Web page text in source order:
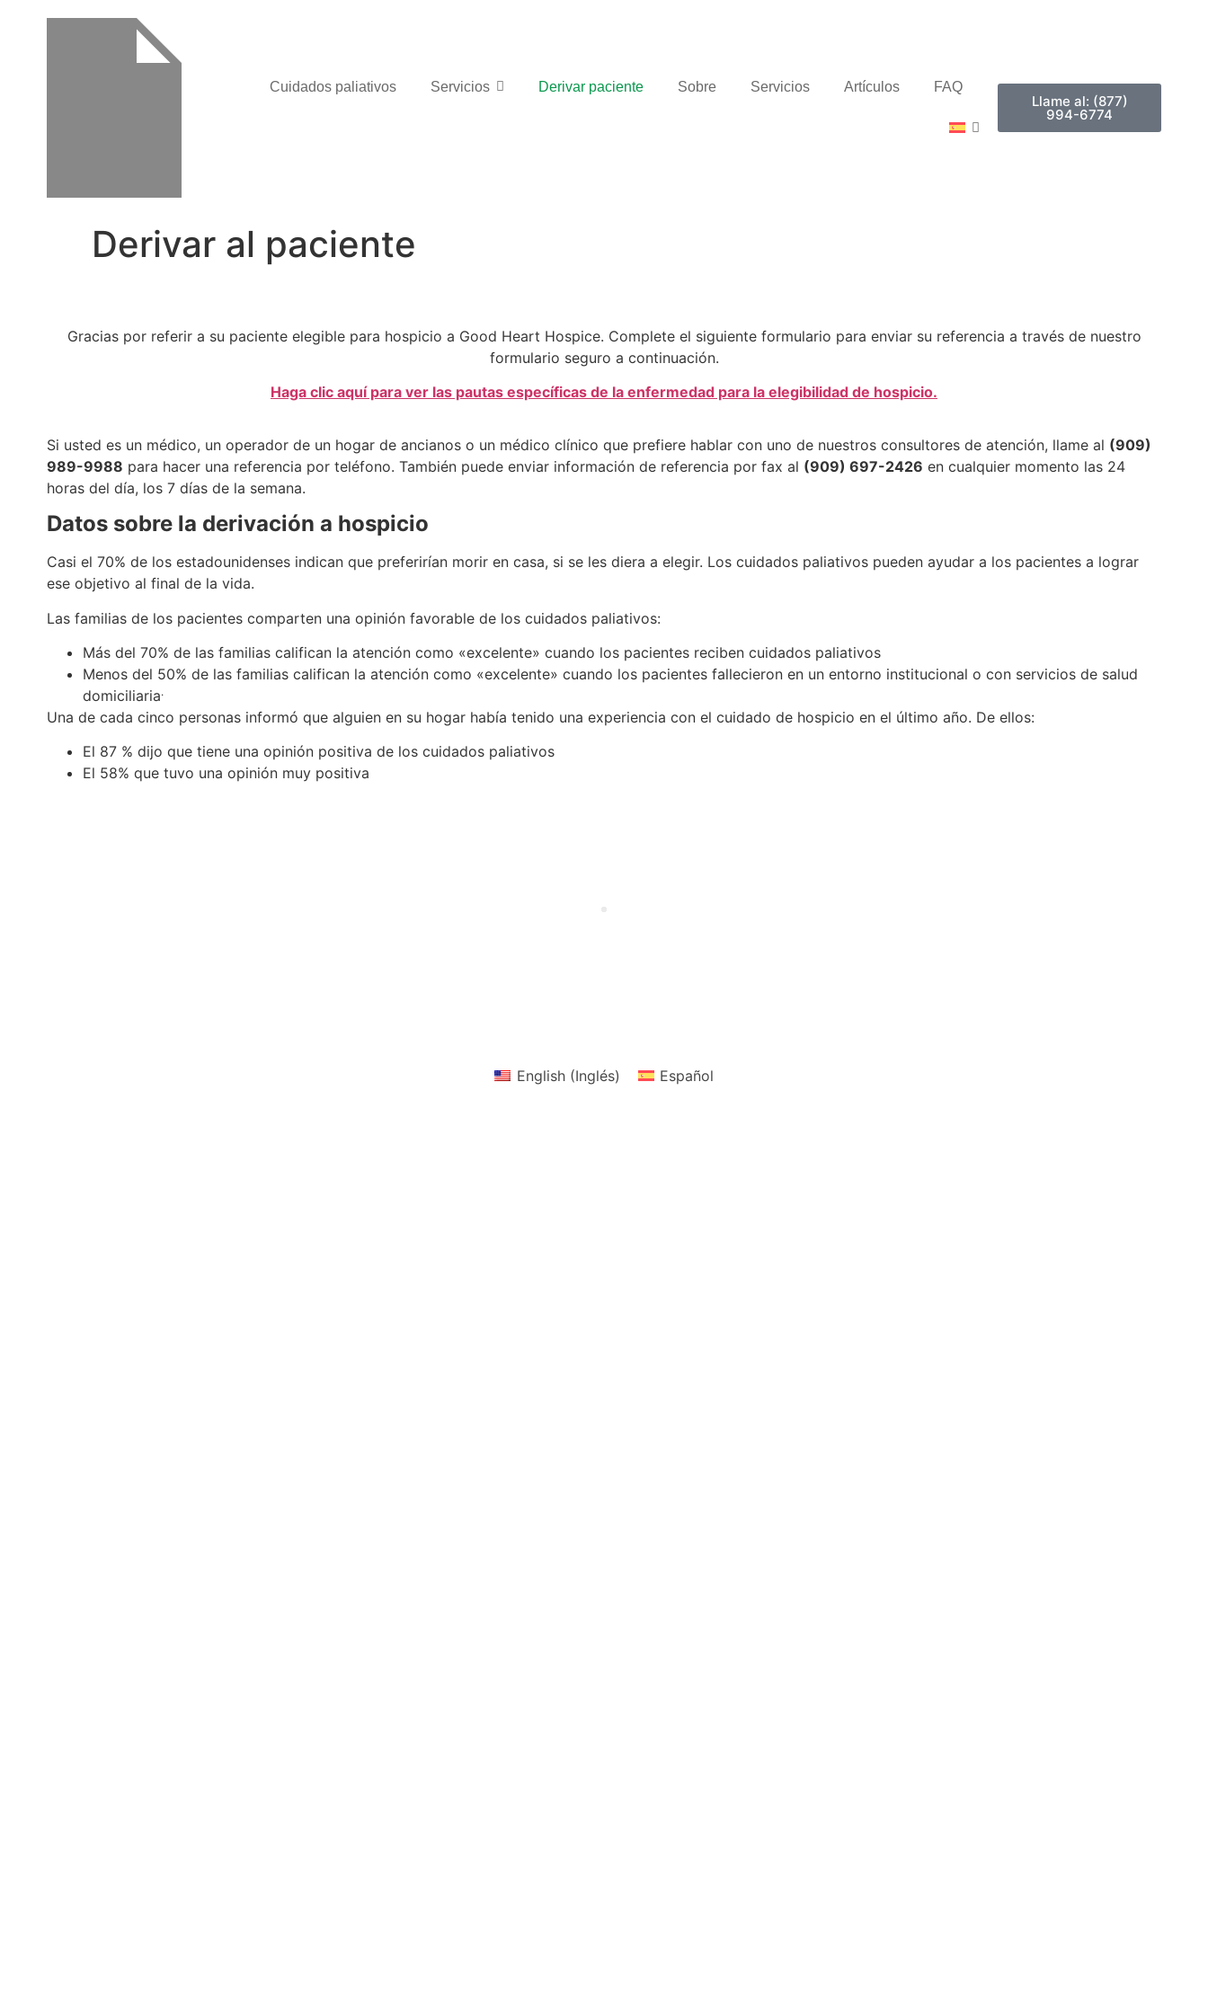
Cuidados paliativos Servicios Derivar paciente Sobre Servicios Artículos FAQ
Llame al: (877)
994-6774
Derivar al paciente
Gracias por referir a su paciente elegible para hospicio a Good Heart Hospice. Complete el siguiente formulario para enviar su referencia a través de nuestro
formulario seguro a continuación.
Haga clic aquí para ver las pautas específicas de la enfermedad para la elegibilidad de hospicio.
Si usted es un médico, un operador de un hogar de ancianos o un médico clínico que prefiere hablar con uno de nuestros consultores de atención, llame al (909)
989-9988 para hacer una referencia por teléfono. También puede enviar información de referencia por fax al (909) 697-2426 en cualquier momento las 24
horas del día, los 7 días de la semana.
Datos sobre la derivación a hospicio
Casi el 70% de los estadounidenses indican que preferirían morir en casa, si se les diera a elegir. Los cuidados paliativos pueden ayudar a los pacientes a lograr
ese objetivo al final de la vida.
Las familias de los pacientes comparten una opinión favorable de los cuidados paliativos:
Más del 70% de las familias califican la atención como «excelente» cuando los pacientes reciben cuidados paliativos
Menos del 50% de las familias califican la atención como «excelente» cuando los pacientes fallecieron en un entorno institucional o con servicios de salud
domiciliaria.
Una de cada cinco personas informó que alguien en su hogar había tenido una experiencia con el cuidado de hospicio en el último año. De ellos:
El 87 % dijo que tiene una opinión positiva de los cuidados paliativos
El 58% que tuvo una opinión muy positiva
English(Inglés) Español